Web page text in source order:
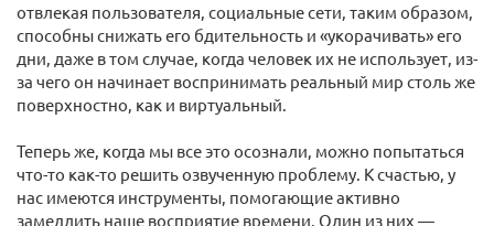
отвлекая пользователя, социальные сети, таким образом,
способны снижать его бдительность и «укорачивать» его
дни, даже в том случае, когда человек их не использует, из-
за чего он начинает воспринимать реальный мир столь же
поверхностно, как и виртуальный.
Теперь же, когда мы все это осознали, можно попытаться
что-то как-то решить озвученную проблему. К счастью, у
нас имеются инструменты, помогающие активно
замедлить наше восприятие времени. Один из них —